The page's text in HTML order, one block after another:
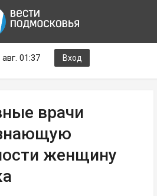
01:37 Вход
врачи
женщину